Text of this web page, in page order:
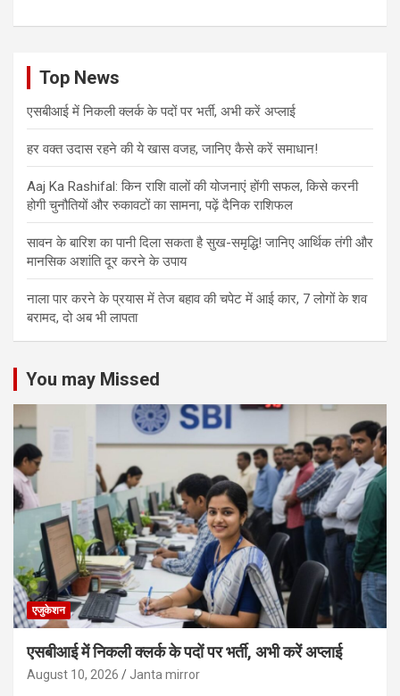
Top News
एसबीआई में निकली क्लर्क के पदों पर भर्ती, अभी करें अप्‍लाई
हर वक्त उदास रहने की ये खास वजह, जानिए कैसे करें समाधान!
Aaj Ka Rashifal: किन राशि वालों की योजनाएं होंगी सफल, किसे करनी
होगी चुनौतियों और रुकावटों का सामना, पढ़ें दैनिक राशिफल
सावन के बारिश का पानी दिला सकता है सुख-समृद्धि! जानिए आर्थिक तंगी और
मानसिक अशांति दूर करने के उपाय
नाला पार करने के प्रयास में तेज बहाव की चपेट में आई कार, 7 लोगों के शव
बरामद, दो अब भी लापता
You may Missed
एजुकेशन
एसबीआई में निकली क्लर्क के पदों पर भर्ती, अभी करें अप्‍लाई
August 10, 2026 Janta mirror